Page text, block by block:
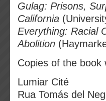
Gulag: Prisons,
California
Everything: Racial
Abolition
Copies of the book
Lumiar Cité
Rua Tomás del